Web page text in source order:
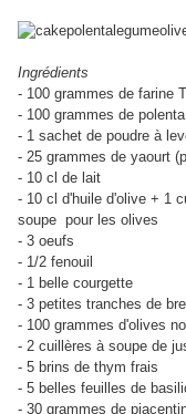
Ingrédients
- 100 grammes de farine
- 100 grammes de polenta
- 1 sachet de poudre à
- 25 grammes de yaourt
- 10 cl de lait
- 10 cl d'huile d'olive + 1
soupe pour les olives
- 3 oeufs
- 1/2 fenouil
- 1 belle courgette
- 3 petites tranches de
- 100 grammes d'olives
- 2 cuillères à soupe de
- 5 brins de thym frais
- 5 belles feuilles de
- 30 grammes de